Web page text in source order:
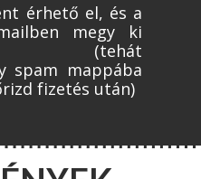
érhető el, és a
megy ki
(tehát
spam mappába
fizetés után)